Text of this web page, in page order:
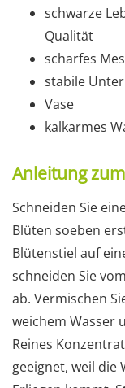
schwarze
Qualität
scharfes
stabile
Vase
kalkarmes
Anleitung
Schneiden Sie
Blüten soeben
Blütenstiel auf
schneiden Sie
ab. Vermischen
weichem Wasser
Reines
geeignet, weil die